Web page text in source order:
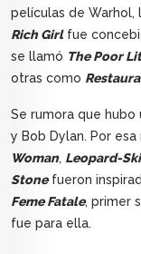
películas de
Rich Girlfue
se llamó The Poor
otras como
Se rumora que
y Bob Dylan. Por
Woman, Leopard-
Stonefueron
Feme Fatale, primer
fue para ella.